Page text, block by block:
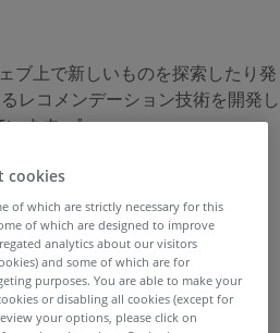
ブ上で新しいものを探索したり発
レコメンデーション技術を開発し
います。”
cookies
of which are strictly necessary for this
of which are designed to improve
analytics about our visitors
and some of which are for
purposes. You are able to make your
or disabling all cookies (except for
your options, please click on